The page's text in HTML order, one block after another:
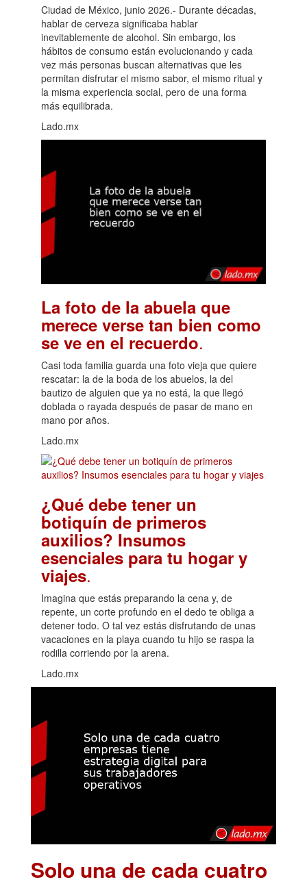
Ciudad de México, junio 2026.- Durante décadas,
hablar de cerveza significaba hablar
inevitablemente de alcohol. Sin embargo, los
hábitos de consumo están evolucionando y cada
vez más personas buscan alternativas que les
permitan disfrutar el mismo sabor, el mismo ritual y
la misma experiencia social, pero de una forma
más equilibrada.
Lado.mx
La foto de la abuela que
merece verse tan bien como
se ve en el recuerdo.
Casi toda familia guarda una foto vieja que quiere
rescatar: la de la boda de los abuelos, la del
bautizo de alguien que ya no está, la que llegó
doblada o rayada después de pasar de mano en
mano por años.
Lado.mx
¿Qué debe tener un
botiquín de primeros
auxilios? Insumos
esenciales para tu hogar y
viajes.
Imagina que estás preparando la cena y, de
repente, un corte profundo en el dedo te obliga a
detener todo. O tal vez estás disfrutando de unas
vacaciones en la playa cuando tu hijo se raspa la
rodilla corriendo por la arena.
Lado.mx
Solo una de cada cuatro